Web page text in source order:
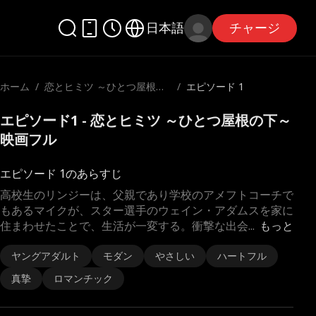
日本語 チャージ
ホーム / 恋とヒミツ ～ひとつ屋根の
/ エピソード 1
エピソード1 - 恋とヒミツ ～ひとつ屋根の下～
映画フル
エピソード 1のあらすじ
もっと
高校生のリンジーは、父親であり学校のアメフトコーチで
もあるマイクが、スター選手のウェイン・アダムスを家に
住まわせたことで、生活が一変する。衝撃な出会...
ヤングアダルト モダン やさしい
ハートフル
真摯
ロマンチック